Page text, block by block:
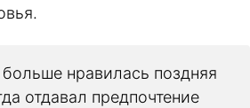
нравилась поздняя
отдавал предпочтение